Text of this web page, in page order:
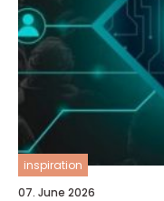
inspiration
07. June 2026